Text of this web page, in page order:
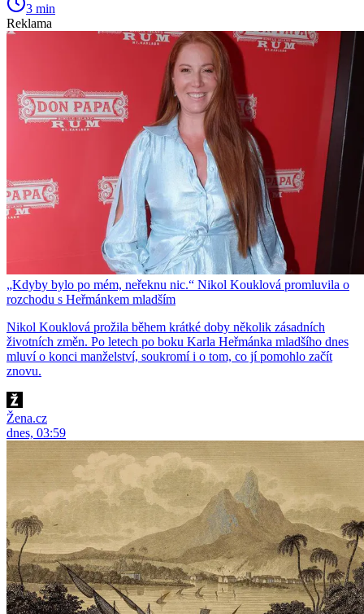
3 min
Reklama
„Kdyby bylo po mém, neřeknu nic.“ Nikol Kouklová promluvila o
rozchodu s Heřmánkem mladším
Nikol Kouklová prožila během krátké doby několik zásadních
životních změn. Po letech po boku Karla Heřmánka mladšího dnes
mluví o konci manželství, soukromí i o tom, co jí pomohlo začít
znovu.
Žena.cz
dnes, 03:59